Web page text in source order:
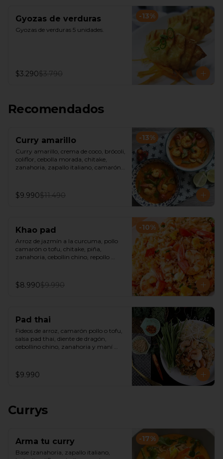
-13%
Gyozas de verduras
Gyozas de verduras 5 unidades.
$3.290$3.790
Recomendados
-13%
Curry amarillo
Curry amarillo, crema de coco, brócoli,
coliflor, cebolla morada, chitake,
zanahoria, zapallo italiano, camarón,
$9.990$11.490
-10%
Khao pad
Arroz de jazmín a la curcuma, pollo
camarón o tofu, chitake, piña,
zanahoria, cebollin chino, repollo
$8.990$9.990
Pad thai
Fideos de arroz, camarón pollo o tofu,
salsa pad thai, diente de dragón,
cebollino chino, zanahoria y maní
$9.990
Currys
-17%
Arma tu curry
Base (zanahoria, zapallo italiano,